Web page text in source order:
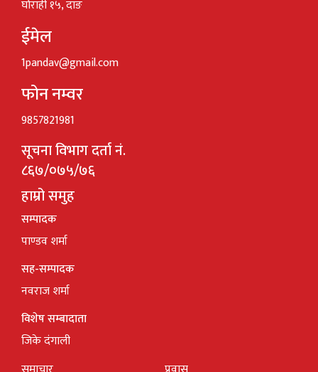
घोराही १५, दाङ
ईमेल
1pandav@gmail.com
फोन नम्वर
9857821981
सूचना विभाग दर्ता नं.
८६७/०७५/७६
हाम्रो समुह
सम्पादक
पाण्डव शर्मा
सह-सम्पादक
नवराज शर्मा
विशेष सम्बादाता
जिके दंगाली